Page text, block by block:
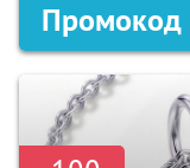
Промокод